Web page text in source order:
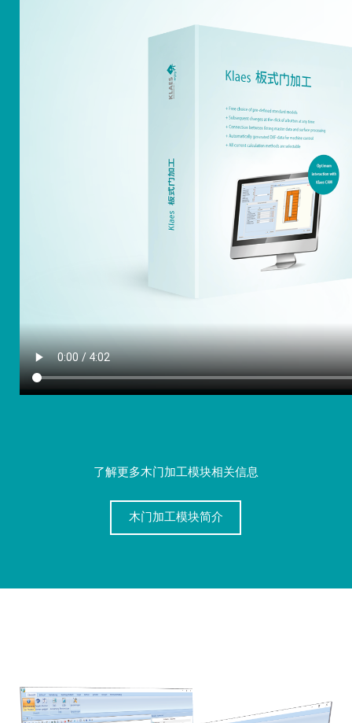
了解更多木门加工模块相关信息
木门加工模块简介